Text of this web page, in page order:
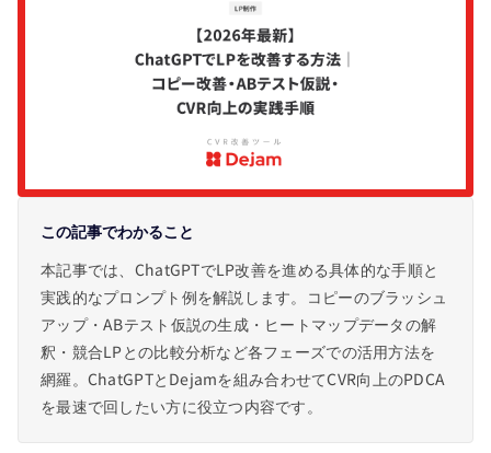
この記事でわかること
本記事では、ChatGPTでLP改善を進める具体的な手順と
実践的なプロンプト例を解説します。コピーのブラッシュ
アップ・ABテスト仮説の生成・ヒートマップデータの解
釈・競合LPとの比較分析など各フェーズでの活用方法を
網羅。ChatGPTとDejamを組み合わせてCVR向上のPDCA
を最速で回したい方に役立つ内容です。